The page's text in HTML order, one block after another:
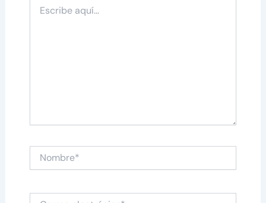
aquí...
Nombre*
Correo